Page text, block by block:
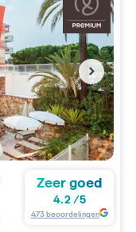
Zeer goed
4.2/5
473beoordelingen